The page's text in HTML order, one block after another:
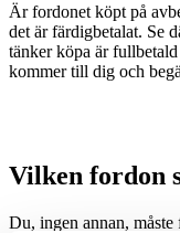
Är fordonet köpt på
det är färdigbetalat. Se
tänker köpa är
kommer till dig och
Vilken fordon
Du, ingen annan, måste